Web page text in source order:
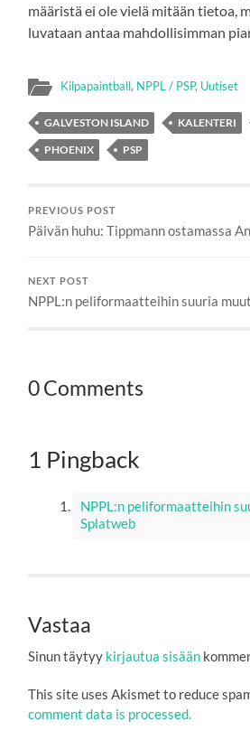
määristä ei ole vielä mitään tietoa,
luvataan antaa mahdollisimman
Kilpapaintball, NPPL / PSP, Uutiset
GALVESTON ISLAND KALENTERI
PHOENIX
PSP
PREVIOUS POST
Päivän huhu: Tippmann ostamassa
NEXT POST
NPPL:n peliformaatteihin suuria
0 Comments
1 Pingback
NPPL:n peliformaatteihin
Splatweb
Vastaa
Sinun täytyy kirjautua sisään
This site uses Akismet to reduce
comment data is processed.